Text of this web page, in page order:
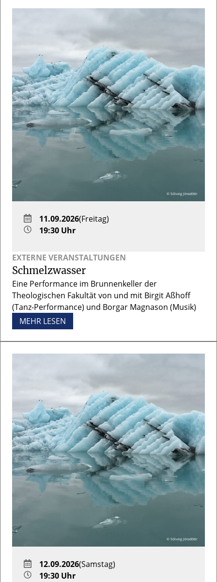
© Sólveig Jónsdóttir
EXTERNE VERANSTALTUNGEN
Schmelzwasser
Eine Performance im Brunnenkeller der
Theologischen Fakultät von und mit Birgit Aßhoff
(Tanz-Performance) und Borgar Magnason (Musik)
MEHR LESEN
11.09.2026(Freitag)
19:30 Uhr
© Sólveig Jónsdóttir
12.09.2026(Samstag)
19:30 Uhr